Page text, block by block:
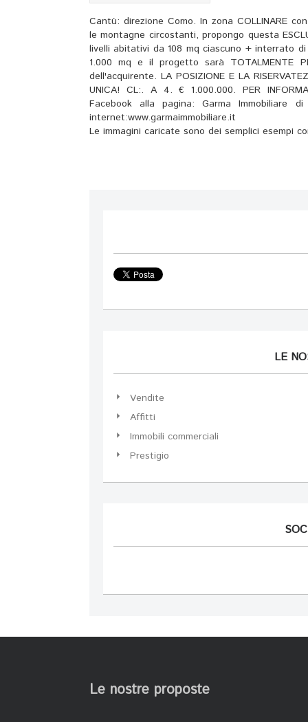
Cantù: direzione Como. In zona COLLINARE
le montagne circostanti, propongo questa
livelli abitativi da 108 mq ciascuno + interrato
1.000 mq e il progetto sarà TOTALMENTE
dell'acquirente. LA POSIZIONE E LA
UNICA! CL:. A 4. € 1.000.000. PER
Facebook alla pagina: Garma Immobiliare
internet:www.garmaimmobiliare.it
Le immagini caricate sono dei semplici esempi
LE
Vendite
Affitti
Immobili commerciali
Prestigio
Le nostre proposte